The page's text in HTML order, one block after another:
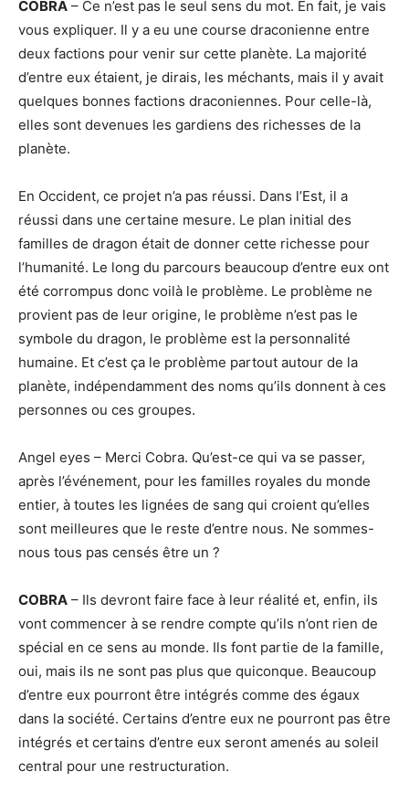
COBRA – Ce n’est pas le seul sens du mot. En fait, je vais
vous expliquer. Il y a eu une course draconienne entre
deux factions pour venir sur cette planète. La majorité
d’entre eux étaient, je dirais, les méchants, mais il y avait
quelques bonnes factions draconiennes. Pour celle-là,
elles sont devenues les gardiens des richesses de la
planète.
En Occident, ce projet n’a pas réussi. Dans l’Est, il a
réussi dans une certaine mesure. Le plan initial des
familles de dragon était de donner cette richesse pour
l’humanité. Le long du parcours beaucoup d’entre eux ont
été corrompus donc voilà le problème. Le problème ne
provient pas de leur origine, le problème n’est pas le
symbole du dragon, le problème est la personnalité
humaine. Et c’est ça le problème partout autour de la
planète, indépendamment des noms qu’ils donnent à ces
personnes ou ces groupes.
Angel eyes – Merci Cobra. Qu’est-ce qui va se passer,
après l’événement, pour les familles royales du monde
entier, à toutes les lignées de sang qui croient qu’elles
sont meilleures que le reste d’entre nous. Ne sommes-
nous tous pas censés être un ?
COBRA – Ils devront faire face à leur réalité et, enfin, ils
vont commencer à se rendre compte qu’ils n’ont rien de
spécial en ce sens au monde. Ils font partie de la famille,
oui, mais ils ne sont pas plus que quiconque. Beaucoup
d’entre eux pourront être intégrés comme des égaux
dans la société. Certains d’entre eux ne pourront pas être
intégrés et certains d’entre eux seront amenés au soleil
central pour une restructuration.